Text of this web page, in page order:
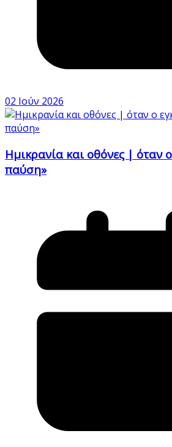
02 Ιούν 2026
Ημικρανία και οθόνες | όταν
παύση»